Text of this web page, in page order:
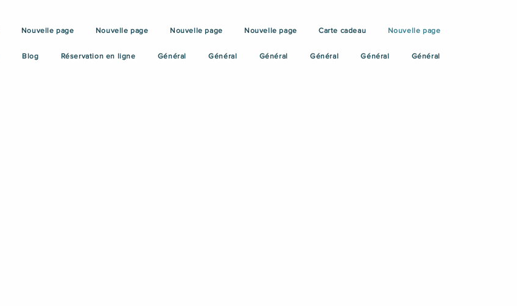
Nouvelle page Nouvelle page Nouvelle page Nouvelle page Carte cadeau Nouvelle page
Blog Réservation en ligne Général Général Général Général Général Général